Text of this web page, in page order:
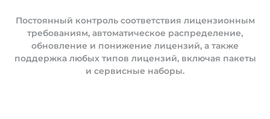
Постоянный контроль соответствия лицензионным
требованиям, автоматическое распределение,
обновление и понижение лицензий, а также
поддержка любых типов лицензий, включая пакеты
и сервисные наборы.